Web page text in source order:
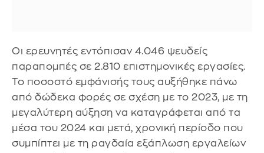
Οι ερευνητές εντόπισαν 4.046 ψευδείς
παραπομπές σε 2.810 επιστημονικές εργασίες.
Το ποσοστό εμφάνισής τους αυξήθηκε πάνω
από δώδεκα φορές σε σχέση με το 2023, με τη
μεγαλύτερη αύξηση να καταγράφεται από τα
μέσα του 2024 και μετά, χρονική περίοδο που
συμπίπτει με τη ραγδαία εξάπλωση εργαλείων